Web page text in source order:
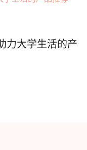
力大学生活的产